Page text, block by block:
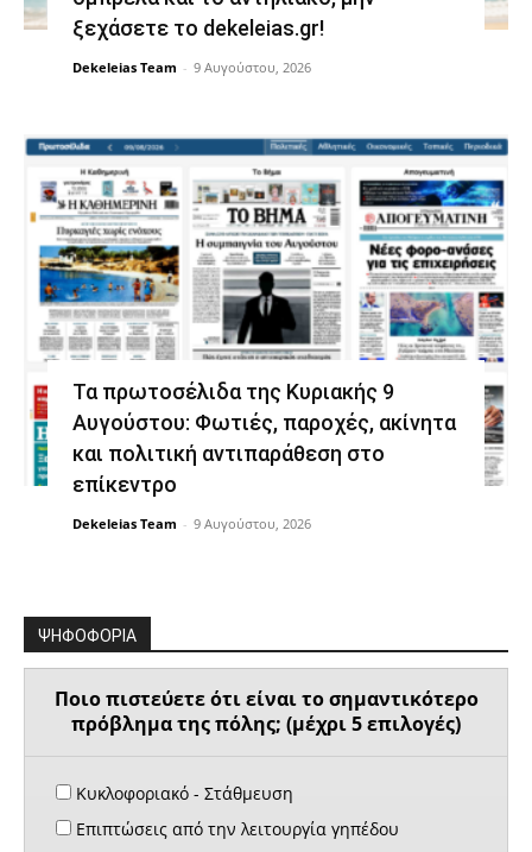
ξεχάσετε το dekeleias.gr!
Dekeleias Team - 9 Αυγούστου, 2026
Τα πρωτοσέλιδα της Κυριακής 9
Αυγούστου: Φωτιές, παροχές, ακίνητα
και πολιτική αντιπαράθεση στο
επίκεντρο
Dekeleias Team - 9 Αυγούστου, 2026
ΨΗΦΟΦΟΡΙΑ
Ποιο πιστεύετε ότι είναι το σημαντικότερο
πρόβλημα της πόλης; (μέχρι 5 επιλογές)
Κυκλοφοριακό - Στάθμευση
Επιπτώσεις από την λειτουργία γηπέδου